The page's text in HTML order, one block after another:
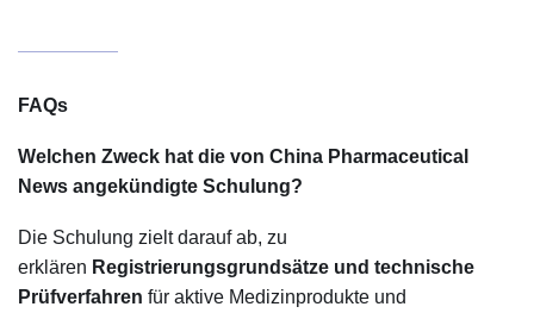
FAQs
Welchen Zweck hat die von China Pharmaceutical
News angekündigte Schulung?
Die Schulung zielt darauf ab, zu
erklären Registrierungsgrundsätze und technische
Prüfverfahren für aktive Medizinprodukte und